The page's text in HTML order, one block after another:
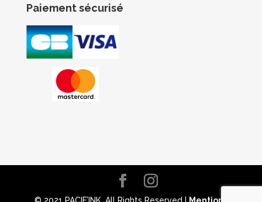
Paiement sécurisé